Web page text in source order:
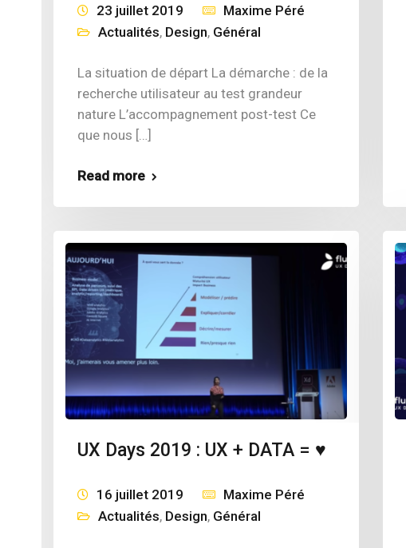
23 juillet 2019
Maxime Péré
Actualités, Design, Général
La situation de départ La démarche : de la
recherche utilisateur au test grandeur
nature L’accompagnement post-test Ce
que nous […]
Read more
UX Days 2019 : UX + DATA = ♥
16 juillet 2019
Maxime Péré
Actualités, Design, Général